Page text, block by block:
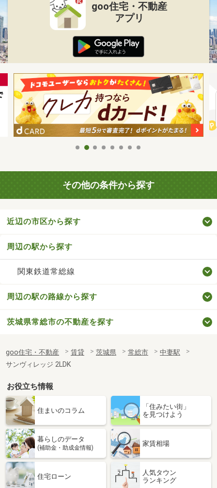
goo住宅・不動産
アプリ
その他の条件から探す
近辺の市区から探す
周辺の駅から探す
関東鉄道常総線
周辺の駅の路線から探す
茨城県常総市の不動産を探す
goo住宅・不動産 賃貸 茨城県 常総市
中妻駅
サンヴィレッジ 2LDK
お役立ち情報
住まいのコラム
「住みたい街」
を見つけよう
暮らしのデータ
(補助金・助成金情報)
家賃相場
住宅ローン
人気タウン
ランキング